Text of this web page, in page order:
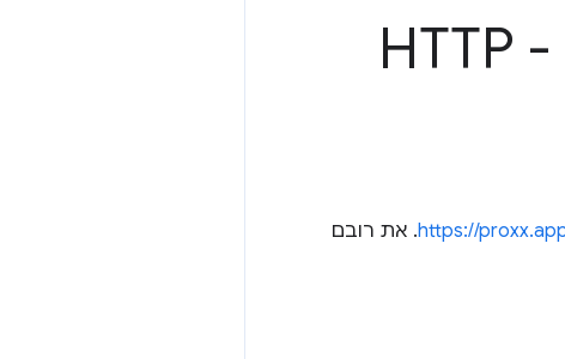
ארבע פריצות דפדפן מטופשות - HTTP
https://. את רובם